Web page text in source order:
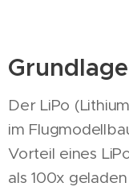
Der LiPo
im
Vorteil eines
als 100x